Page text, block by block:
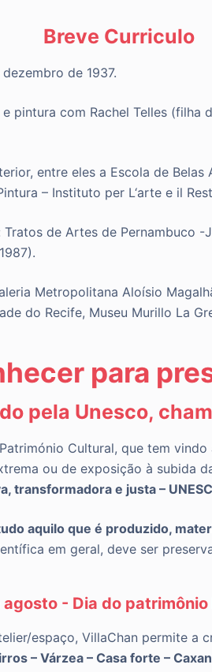
Breve Curriculo
de 1937.
pintura com Rachel Telles (filha
entre eles a Escola de
– Instituto per L‘arte e il
de Artes de Pernambuco
Metropolitana Aloísio
do Recife, Museu Murillo La
para
pela Unesco,
Cultural, que tem
ou de exposição à subida
transformadora e justa –
aquilo que é produzido,
em geral, deve ser
agosto - Dia do
espaço, VillaChan permite a
– Várzea – Casa forte –